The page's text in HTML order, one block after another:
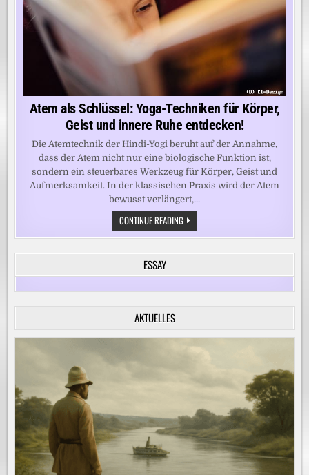
Atem als Schlüssel: Yoga-Techniken für Körper,
Geist und innere Ruhe entdecken!
Die Atemtechnik der Hindi-Yogi beruht auf der Annahme,
dass der Atem nicht nur eine biologische Funktion ist,
sondern ein steuerbares Werkzeug für Körper, Geist und
Aufmerksamkeit. In der klassischen Praxis wird der Atem
bewusst verlängert,...
CONTINUE READINGATEM
ALS
SCHLÜSSEL:
TECHNIKEN
KÖRPER,
UND
RUHE
ESSAY
AKTUELLES